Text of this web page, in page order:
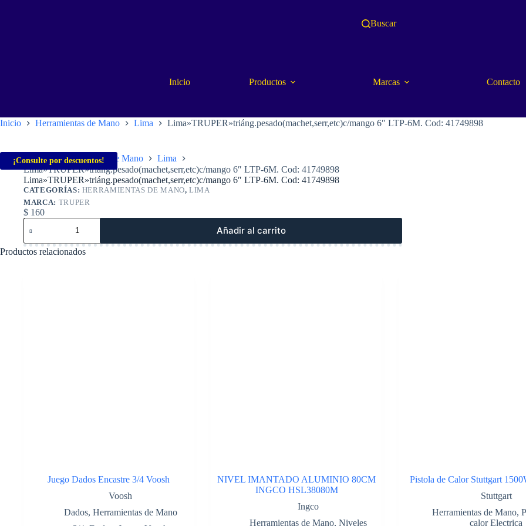
Buscar
Inicio Productos Marcas Contacto
Inicio Herramientas de Mano Lima Lima»TRUPER»triáng.pesado(machet,serr,etc)c/mango 6″ LTP-6M. Cod: 41749898
¡Consulte por descuentos!
Inicio Herramientas de Mano
Lima
Lima»TRUPER»triáng.pesado(machet,serr,etc)c/mango 6″ LTP-6M. Cod: 41749898
Lima»TRUPER»triáng.pesado(machet,serr,etc)c/mango 6″ LTP-6M. Cod: 41749898
CATEGORÍAS: HERRAMIENTAS DE MANO,LIMA
MARCA: TRUPER
$ 160
Lima»TRUPER»triáng.pesado(machet,serr,etc)c/mango
6″
LTP-
6M.
Añadir al carrito
Productos relacionados
Juego Dados Encastre 3/4 Voosh
Voosh
Dados, Herramientas de Mano
NIVEL IMANTADO ALUMINIO 80CM
INGCO HSL38080M
Ingco
Herramientas de Mano, Niveles
Pistola de Calor Stuttgart
Stuttgart
Herramientas de Mano,
calor Electrica